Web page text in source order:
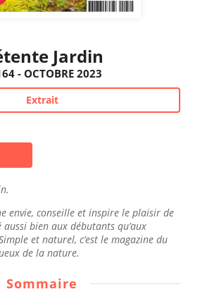
Jardin
- OCTOBRE 2023
Extrait
envie, conseille et inspire le plaisir de
bien aux débutants qu’aux
et naturel, c’est le magazine du
de la nature.
Sommaire